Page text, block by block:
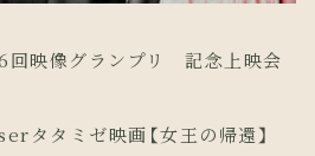
映像グランプリ 記念上映会
タミゼ映画【女王の帰還】